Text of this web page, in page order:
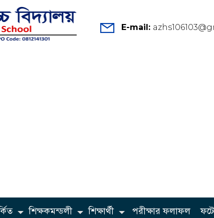
E-mail:
শিক্ষকমন্ডলী শিক্ষার্থী পরীক্ষার ফলাফল